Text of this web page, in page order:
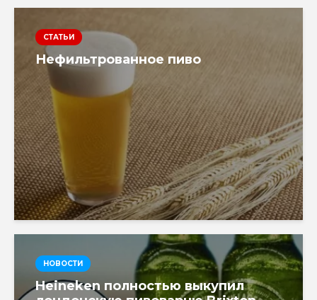
СТАТЬИ
Нефильтрованное пиво
НОВОСТИ
Heineken полностью выкупил